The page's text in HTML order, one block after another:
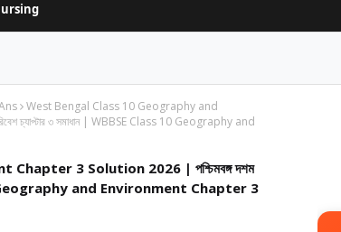
West Bengal Class 10 Geography and
চ্যাপ্টার ৩ সমাধান | WBBSE Class 10 Geography and
3 Solution 2026 | পশ্চিমবঙ্গ দশম
10 Geography and Environment Chapter 3